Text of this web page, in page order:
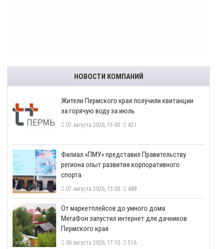
НОВОСТИ КОМПАНИЙ
​Жители Пермского края получили квитанции
за горячую воду за июль
07 августа 2026, 15:00 421
​Филиал «ПМУ» представил Правительству
региона опыт развития корпоративного
спорта
07 августа 2026, 13:00 488
От маркетплейсов до умного дома:
МегаФон запустил интернет для дачников
Пермского края
06 августа 2026, 17:10 516